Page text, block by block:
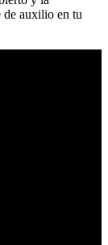
de auxilio en tu